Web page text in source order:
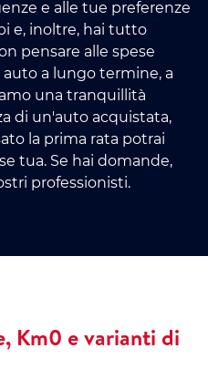
e alle tue preferenze
e, inoltre, hai tutto
pensare alle spese
a lungo termine, a
una tranquillità
di un'auto acquistata,
la prima rata potrai
tua. Se hai domande,
professionisti.
Km0 e varianti di